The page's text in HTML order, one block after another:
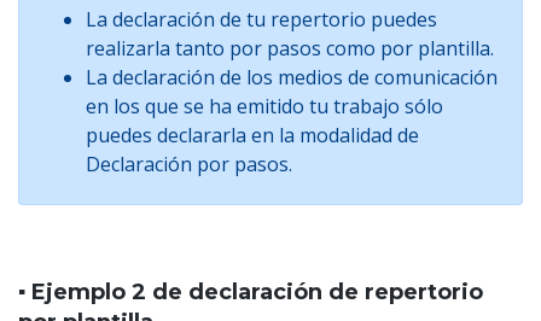
La declaración de tu repertorio puedes
realizarla tanto por pasos como por plantilla.
La declaración de los medios de comunicación
en los que se ha emitido tu trabajo sólo
puedes declararla en la modalidad de
Declaración por pasos.
▪️ Ejemplo 2 de declaración de repertorio